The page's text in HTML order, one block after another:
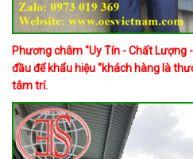
Phương châm "Uy Tín - Chất Lượng
đầu để khẩu hiệu "khách hàng là
tâm trí.